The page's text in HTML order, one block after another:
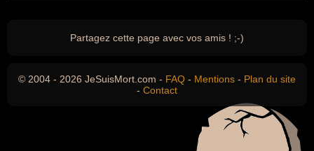
Partagez cette page avec vos amis ! ;-)
© 2004 - 2026 JeSuisMort.com - FAQ - Mentions - Plan du site
- Contact